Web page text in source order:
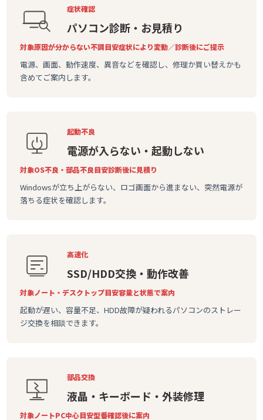
症状確認
パソコン診断・お見積り
電源、画面、動作速度、異音などを確認し、修理か買い替えかも
含めてご案内します。
対象原因が分からない不調目安症状により変動／診断後にご提示
起動不良
電源が入らない・起動しない
Windowsが立ち上がらない、ロゴ画面から進まない、突然電源が
落ちる症状を確認します。
対象OS不良・部品不良目安診断後に見積り
高速化
SSD/HDD交換・動作改善
起動が遅い、容量不足、HDD故障が疑われるパソコンのストレー
ジ交換を相談できます。
対象ノート・デスクトップ目安容量と状態で案内
部品交換
液晶・キーボード・外装修理
対象ノートPC中心目安型番確認後に案内